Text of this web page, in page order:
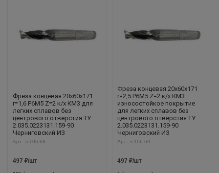
Фреза концевая 20х60х171
r=1,6 Р6М5 Z=2 к/х КМ3 для
легких сплавов без
центрового отверстия ТУ
2.035.0223131.159-90
Черниговский ИЗ
Арт.: ri.106.68
497 ₽/шт
Фреза концевая 20х60х171
r=2,5 Р6М5 Z=2 к/х КМ3
износостойкое покрытие
для легких сплавов без
центрового отверстия ТУ
2.035.0223131.159-90
Черниговский ИЗ
Арт.: ri.106.69
497 ₽/шт